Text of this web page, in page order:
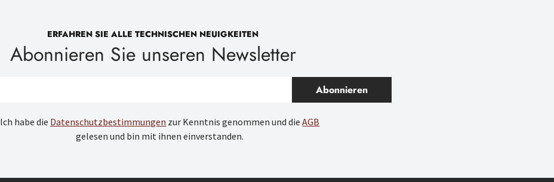
ERFAHREN SIE ALLE TECHNISCHEN NEUIGKEITEN
Abonnieren Sie unseren Newsletter
Abonnieren
Ich habe die Datenschutzbestimmungen zur Kenntnis genommen und dieAGB
gelesen und bin mit ihnen einverstanden.